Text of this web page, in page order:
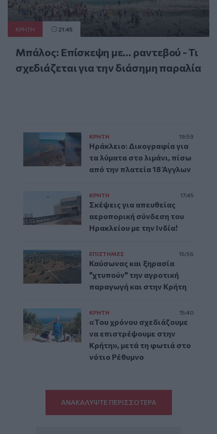
ΚΡΗΤΗ 21:45
Μπάλος: Επίσκεψη με… ραντεβού - Τι
σχεδιάζεται για την διάσημη παραλία
ΚΡΗΤΗ 19:59
Ηράκλειο: Δικογραφία για
τα λύματα στο λιμάνι, πίσω
από την πλατεία 18 Άγγλων
ΚΡΗΤΗ 17:45
Σκέψεις για απευθείας
αεροπορική σύνδεση του
Ηρακλείου με την Ινδία!
ΕΠΙΣΤΗΜΕΣ 16:56
Καύσωνας και ξηρασία
"χτυπούν" την αγροτική
παραγωγή και στην Κρήτη
ΚΡΗΤΗ 15:40
«Του χρόνου σχεδιάζουμε
να επιστρέψουμε στην
Κρήτη», μετά τη φωτιά στο
νότιο Ρέθυμνο
ΑΝΑΚΑΛΥΨΤΕ ΠΕΡΙΣΣΟΤΕΡΑ